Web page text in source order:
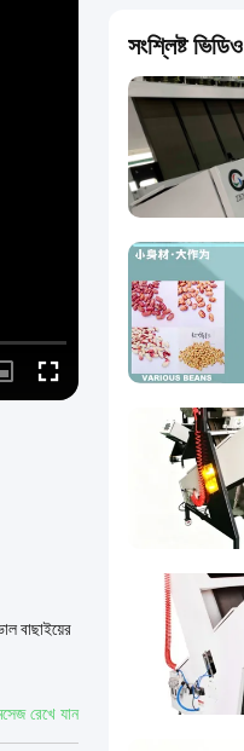
Picture- Fullscreen
বাছাইয়ের
রেখে যান
সংশ্লিষ্ট ভিডিও